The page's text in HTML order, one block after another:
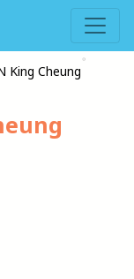
King Cheung